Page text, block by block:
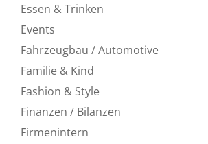
Essen & Trinken
Events
Fahrzeugbau / Automotive
Familie & Kind
Fashion & Style
Finanzen / Bilanzen
Firmenintern